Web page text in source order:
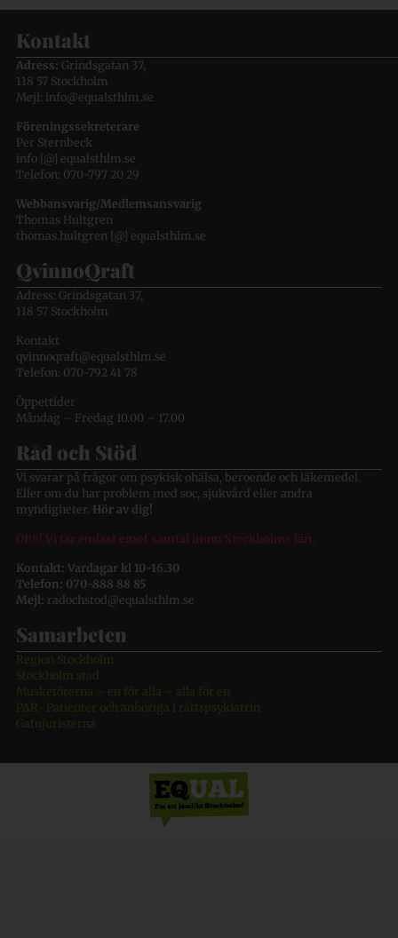
Kontakt
Adress: Grindsgatan 37,
118 57 Stockholm
Mejl: info@equalsthlm.se
Föreningssekreterare
Per Sternbeck
info [@] equalsthlm.se
Telefon: 070-797 20 29
Webbansvarig/Medlemsansvarig
Thomas Hultgren
thomas.hultgren [@] equalsthlm.se
QvinnoQraft
Adress: Grindsgatan 37,
118 57 Stockholm
Kontakt
qvinnoqraft@equalsthlm.se
Telefon: 070-792 41 78
Öppettider
Måndag – Fredag 10.00 – 17.00
Råd och Stöd
Vi svarar på frågor om psykisk ohälsa, beroende och läkemedel.
Eller om du har problem med soc, sjukvård eller andra
myndigheter.
Hör av dig!
OBS! Vi tar endast emot samtal inom Stockholms län.
Kontakt: Vardagar kl 10-16.30
Telefon: 070-888 88 85
Mejl: radochstod@equalsthlm.se
Samarbeten
Region Stockholm
Stockholm stad
Musketörerna – en för alla – alla för en
PAR- Patienter och anhöriga i rättspsykiatrin
Gatujuristerna